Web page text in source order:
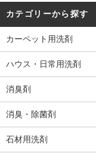
カテゴリーから探す
カーペット用洗剤
ハウス・日常用洗剤
消臭剤
消臭・除菌剤
石材用洗剤